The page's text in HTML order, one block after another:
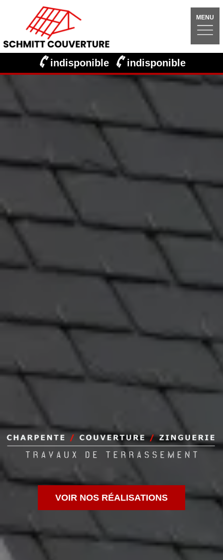
MENU
indisponible indisponible
VOIR NOS RÉALISATIONS